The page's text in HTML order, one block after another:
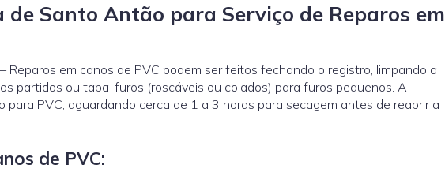
de Santo Antão para Serviço de Reparos em
Reparos em canos de PVC podem ser feitos fechando o registro, limpando a
partidos ou tapa-furos (roscáveis ou colados) para furos pequenos. A
PVC, aguardando cerca de 1 a 3 horas para secagem antes de reabrir a
de PVC: